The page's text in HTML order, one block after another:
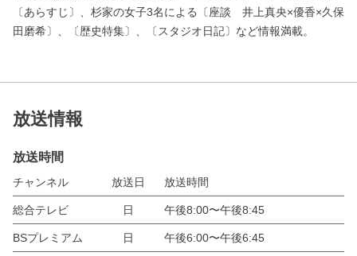
〔あらすじ〕、杉家の女子3名による〔座談 井上真央×優香×久保
田磨希〕、〔歴史特集〕、〔スタジオ日記〕など情報満載。
放送情報
放送時間
チャンネル 放送日 放送時間
総合テレビ 日 午後8:00〜午後8:45
BSプレミアム 日 午後6:00〜午後6:45